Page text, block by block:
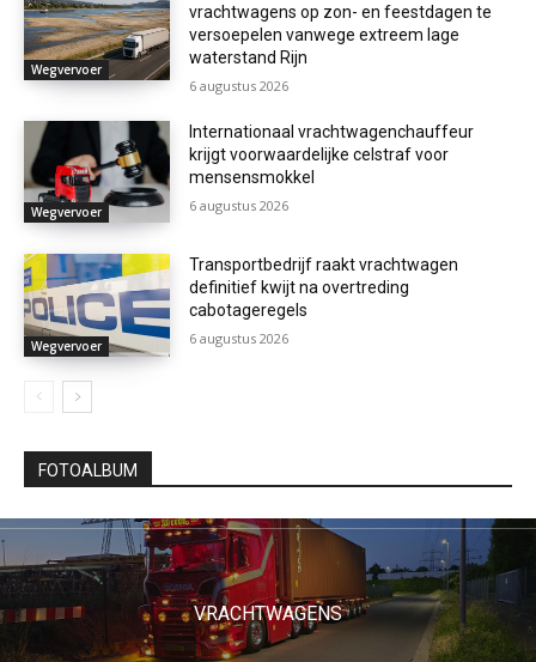
Wegvervoer
vrachtwagens op zon- en feestdagen te
versoepelen vanwege extreem lage
waterstand Rijn
6 augustus 2026
Wegvervoer
Internationaal vrachtwagenchauffeur
krijgt voorwaardelijke celstraf voor
mensensmokkel
6 augustus 2026
Wegvervoer
Transportbedrijf raakt vrachtwagen
definitief kwijt na overtreding
cabotageregels
6 augustus 2026
FOTOALBUM
VRACHTWAGENS